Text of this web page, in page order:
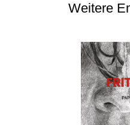
Weitere